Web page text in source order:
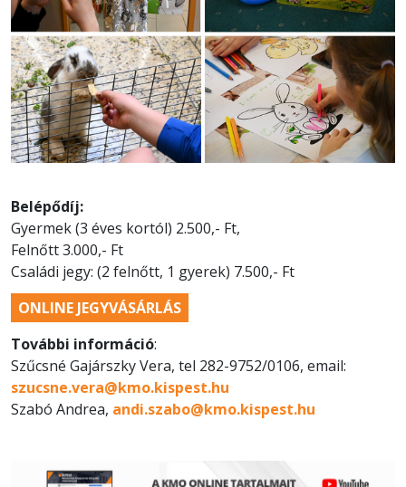
Belépődíj:
Gyermek (3 éves kortól) 2.500,- Ft,
Felnőtt 3.000,- Ft
Családi jegy: (2 felnőtt, 1 gyerek) 7.500,- Ft
ONLINE JEGYVÁSÁRLÁS
További információ:
Szűcsné Gajárszky Vera, tel 282-9752/0106, email:
szucsne.vera@kmo.kispest.hu
Szabó Andrea, andi.szabo@kmo.kispest.hu